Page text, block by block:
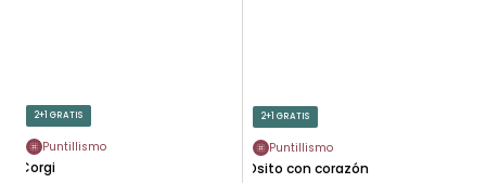
2+1 GRATIS
Puntillismo
Corgi
2+1 GRATIS
Puntillismo
Osito con corazón